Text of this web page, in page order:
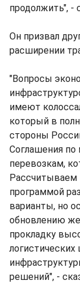
продолжить", -
Он призвал
расширении
"Вопросы
имеют
который в
стороны
Соглашения
перевозкам,
Рассчитываем
программой
варианты, но
обновлению
прокладку
решений", -